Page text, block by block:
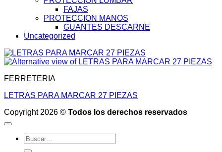
FAJAS
PROTECCION MANOS
GUANTES DESCARNE
Uncategorized
FERRETERIA
LETRAS PARA MARCAR 27 PIEZAS
Copyright 2026 © Todos los derechos reservados
Buscar
por: